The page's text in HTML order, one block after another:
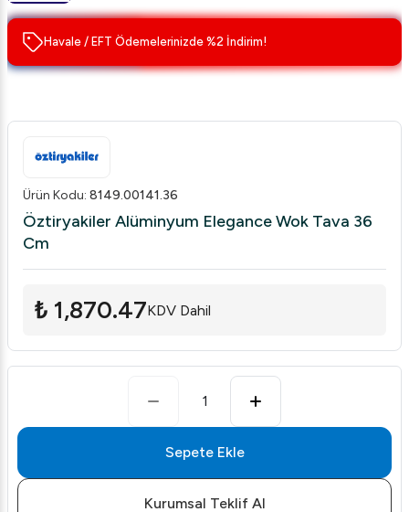
Havale / EFT Ödemelerinizde %2 İndirim!
Ürün Kodu: 8149.00141.36
Öztiryakiler Alüminyum Elegance Wok Tava 36
Cm
₺ 1,870.47KDV Dahil
1
Sepete Ekle
Kurumsal Teklif Al